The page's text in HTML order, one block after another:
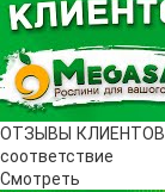
ОТЗЫВЫ КЛИЕНТОВ
соответствие
Смотреть